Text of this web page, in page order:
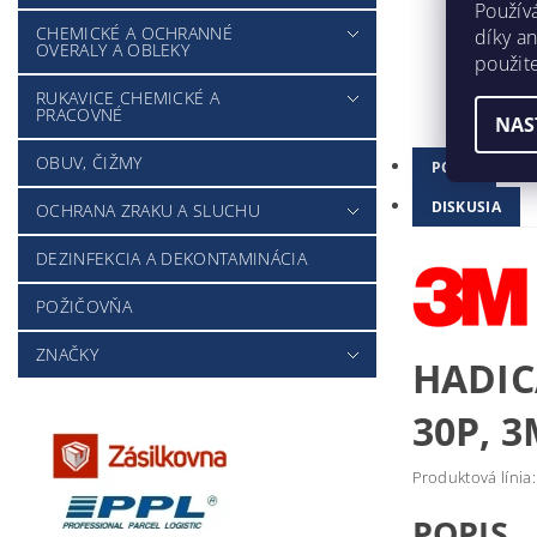
CHEMICKÉ A OCHRANNÉ
OVERALY A OBLEKY
RUKAVICE CHEMICKÉ A
PRACOVNÉ
OBUV, ČIŽMY
OCHRANA ZRAKU A SLUCHU
DEZINFEKCIA A DEKONTAMINÁCIA
POŽIČOVŇA
ZNAČKY
POPIS
DISKUSIA
30P,
Produktová
díky